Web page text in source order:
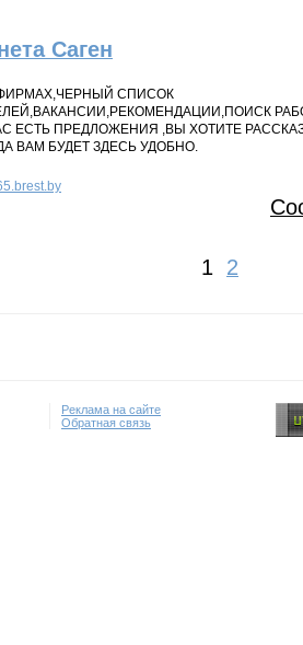
Саген
СПИСОК
ЕСТЬ ПРЕДЛОЖЕНИЯ ,ВЫ ХОТИТЕ
ВАМ БУДЕТ ЗДЕСЬ УДОБНО.
1 2
Реклама на сайте
Обратная связь